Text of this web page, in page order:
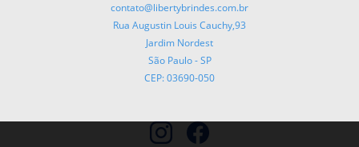
contato@libertybrindes.com.br
Rua Augustin Louis Cauchy,93
Jardim Nordest
São Paulo - SP
CEP: 03690-050